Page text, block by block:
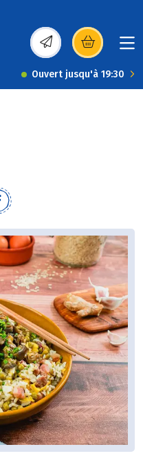
(s’ouvre dans une
Ouvert jusqu'à 19:30